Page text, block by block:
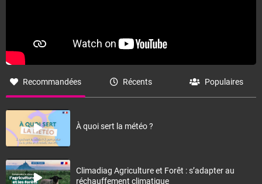
Recommandées Récents Populaires
À quoi sert la météo ?
Climadiag Agriculture et Forêt : s’adapter au
réchauffement climatique